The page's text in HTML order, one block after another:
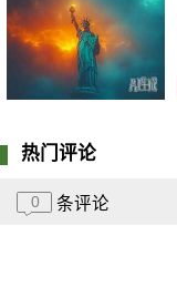
热门评论
0 条评论